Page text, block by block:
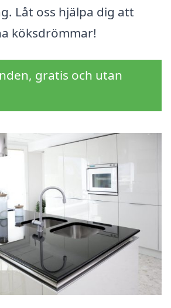
Låt oss hjälpa dig att
köksdrömmar!
gratis och utan